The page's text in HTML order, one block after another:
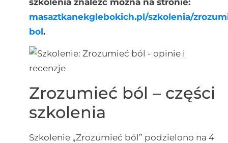
masaztkanekglebokich.pl/szkolenia/
bol.
Zrozumieć ból – części
szkolenia
Szkolenie „Zrozumieć ból” podzielono na 4